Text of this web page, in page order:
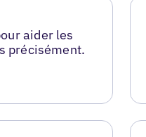
aider les
précisément.